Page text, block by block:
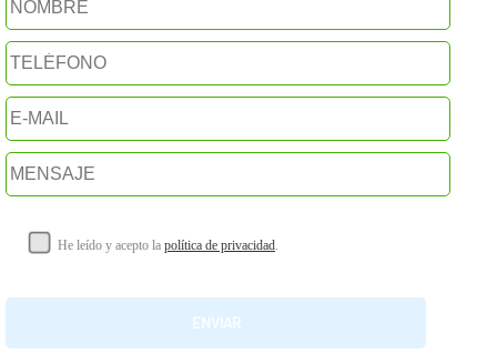
He leído y acepto la política de privacidad.